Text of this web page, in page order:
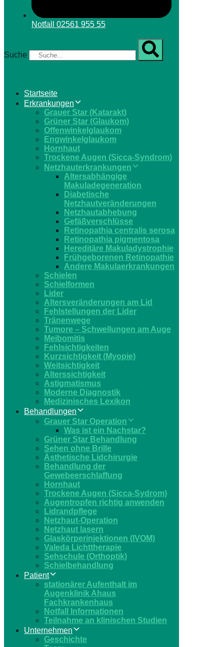
Notfall 02561 955 55
Suche
Startseite
Erkrankungen
Grauer Star (Katarakt)
Grüner Star (Glaukom)
Offenwinkelglaukom
Engwinkelglaukom
Hornhaut
Trockene Augen (Sicca-Syndrom)
Netzhauterkrankungen
Altersabhängige
Makuladegeneration
Diabetische
Netzhautveränderungen
Netzhautabhebung
Gefäßverschlüsse
Retinopathia centralis serosa
Retinopathia pigmentosa
Hereditäre Makuladystrophie
Frühgeborenen Retinopathie
Andere Makulaerkrankungen
Schielen
Schielformen
Lider
Altersveränderungen am Lid
Fehlstellungen der Lider
Tränenwege
Tumore – Schwellungen am Auge
Meibomitis
Fehlsichtigkeiten
Kurzsichtigkeit (Myopie)
Weitsichtigkeit
Alterssichtigkeit
Astigmatismus
Moderne Diagnostik
Medizinisches Lexikon
Behandlungen
Grauer Star Operation
Was ist ein Nachstar?
Grüner Star Behandlung
Sehen ohne Brille
Ästhetische Lidchirurgie
Behandlung der
Gewebeerschlaffung
Hornhaut
Trockene Augen (Sicca-Sydrom)
Augentropfen richtig anwenden
Lidrandpflege
Netzhaut-Operation
Netzhaut lasern
Glaskörperinjektionen (IVOM)
Valeda Lichttherapie
Sehschule (Orthoptik)
Schielbehandlung
Patient
stationärer Aufenthalt im
Augenklinik Ahaus
Fachkrankenhaus
Notfall Informationen
Teilnahme an klinischen Studien
Unternehmen
Geschichte